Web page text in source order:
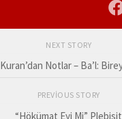
NEXT STORY
Kuran’dan Notlar – Ba’l:
PREVIOUS STORY
“Hökümat Eyi Mi”